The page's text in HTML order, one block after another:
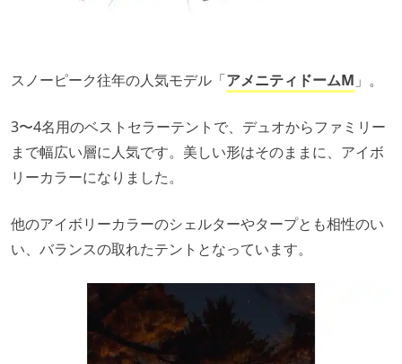
スノーピーク往年の人気モデル「アメニティドームM 」。
3〜4名用のベストセラーテントで、デュオからファミリー
まで幅広い層に人気です。美しい形はそのままに、アイボ
リーカラーになりました。
他のアイボリーカラーのシェルターやタープとも相性のい
い、バランスの取れたテントとなっています。